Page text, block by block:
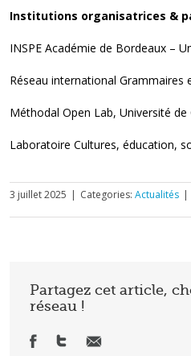
Institutions organisatrices &
INSPE Académie de Bordeaux –
Réseau international Grammaires
Méthodal Open Lab, Université de
Laboratoire Cultures, éducation,
3 juillet 2025 | Categories: Actualités |
Partagez cet article,
réseau !